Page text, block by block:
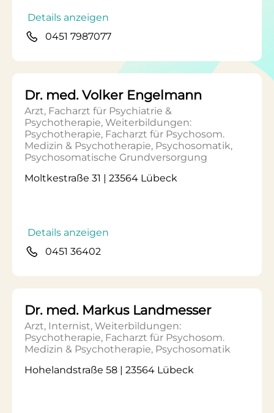
Details anzeigen
0451 7987077
Dr. med. Volker Engelmann
Arzt, Facharzt für Psychiatrie &
Psychotherapie, Weiterbildungen:
Psychotherapie, Facharzt für Psychosom.
Medizin & Psychotherapie, Psychosomatik,
Psychosomatische Grundversorgung
Moltkestraße 31 | 23564 Lübeck
Details anzeigen
0451 36402
Dr. med. Markus Landmesser
Arzt, Internist, Weiterbildungen:
Psychotherapie, Facharzt für Psychosom.
Medizin & Psychotherapie, Psychosomatik
Hohelandstraße 58 | 23564 Lübeck